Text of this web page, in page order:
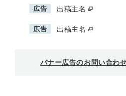
広告 出稿主名
広告 出稿主名
バナー広告のお問い合わ